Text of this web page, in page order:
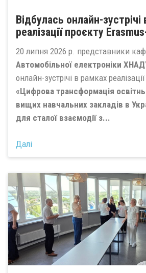
Відбулась онлайн-
реалізації проєкту
20 липня 2026 р. представники
Автомобільної електроніки
онлайн-зустрічі в рамках
«Цифрова трансформація
вищих навчальних закладів в
для сталої взаємодії з...
Далі